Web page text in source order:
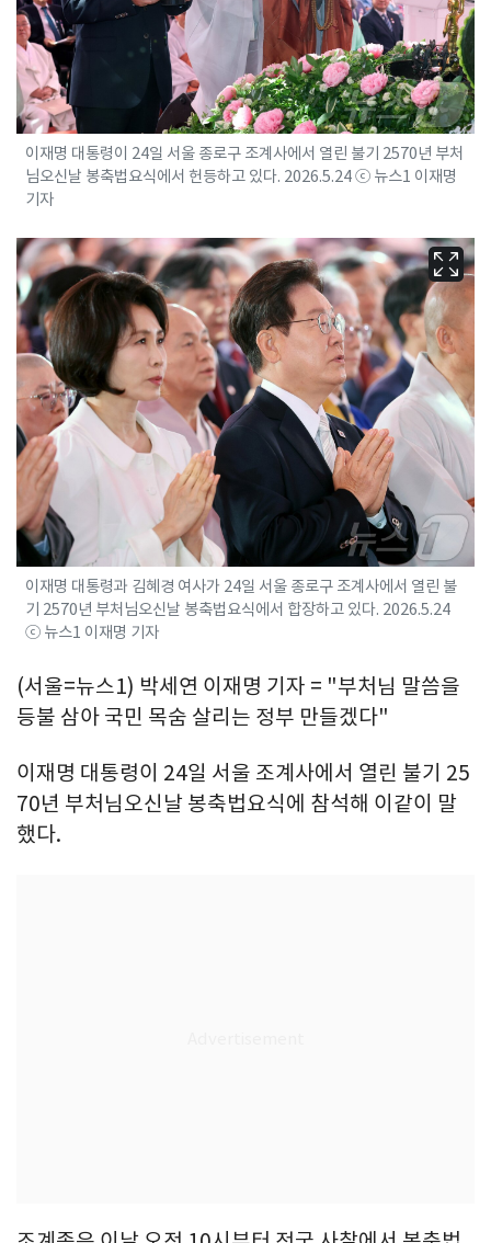
이재명 대통령이 24일 서울 종로구 조계사에서 열린 불기 2570년 부처
님오신날 봉축법요식에서 헌등하고 있다. 2026.5.24 ⓒ 뉴스1 이재명
기자
이재명 대통령과 김혜경 여사가 24일 서울 종로구 조계사에서 열린 불
기 2570년 부처님오신날 봉축법요식에서 합장하고 있다. 2026.5.24
ⓒ 뉴스1 이재명 기자
(서울=뉴스1) 박세연 이재명 기자 = "부처님 말씀을
등불 삼아 국민 목숨 살리는 정부 만들겠다"
이재명 대통령이 24일 서울 조계사에서 열린 불기 25
70년 부처님오신날 봉축법요식에 참석해 이같이 말
했다.